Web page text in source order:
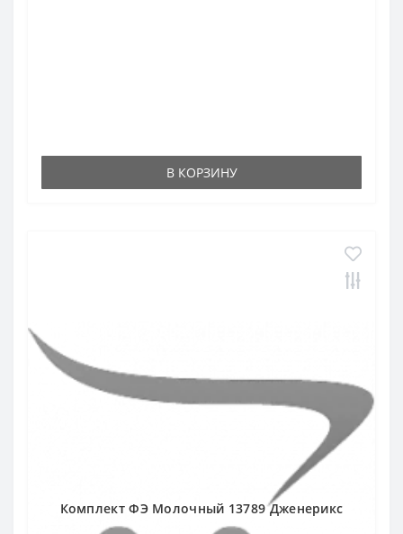
В КОРЗИНУ
Комплект ФЭ Молочный 13789 Дженерикс